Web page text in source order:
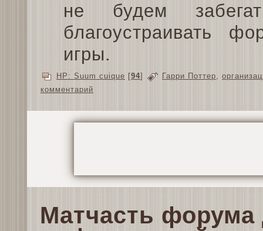
не будем
благоустраивать
игры.
HP: Suum cuique [94] Гарри Поттер,
комментарий
Матчасть форума